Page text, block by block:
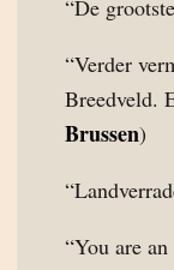
“De
“Verder
Breedveld.
Brussen)
“You are